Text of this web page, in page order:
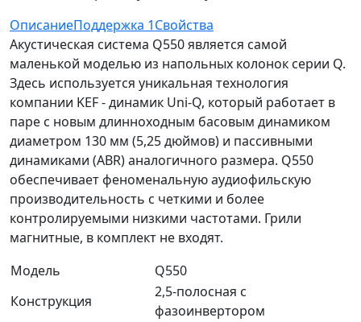
ОписаниеПоддержка 1Свойства
Акустическая система Q550 является самой
маленькой моделью из напольных колонок серии Q.
Здесь используется уникальная технология
компании KEF - динамик Uni-Q, который работает в
паре с новым длинноходным басовым динамиком
диаметром 130 мм (5,25 дюймов) и пассивными
динамиками (ABR) аналогичного размера. Q550
обеспечивает феноменальную аудиофильскую
производительность с четкими и более
контролируемыми низкими частотами. Грили
магнитные, в комплект не входят.
Модель
Q550
Конструкция
2,5-полосная с
фазоинвертором